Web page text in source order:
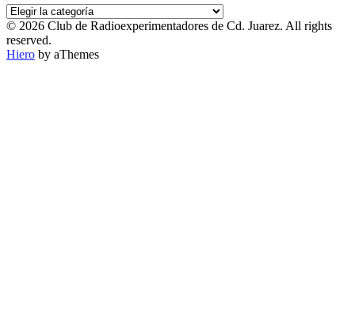
PUBLICACIONES
POR
CATEGORÍA
© 2026 Club de Radioexperimentadores de Cd. Juarez. All rights
reserved.
Hiero by aThemes